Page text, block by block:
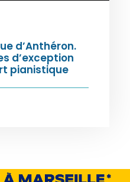
d’Anthéron.
d’exception
pianistique